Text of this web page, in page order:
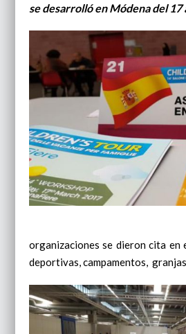
se desarrolló en Módena del 17
organizaciones se dieron cita en
deportivas, campamentos,